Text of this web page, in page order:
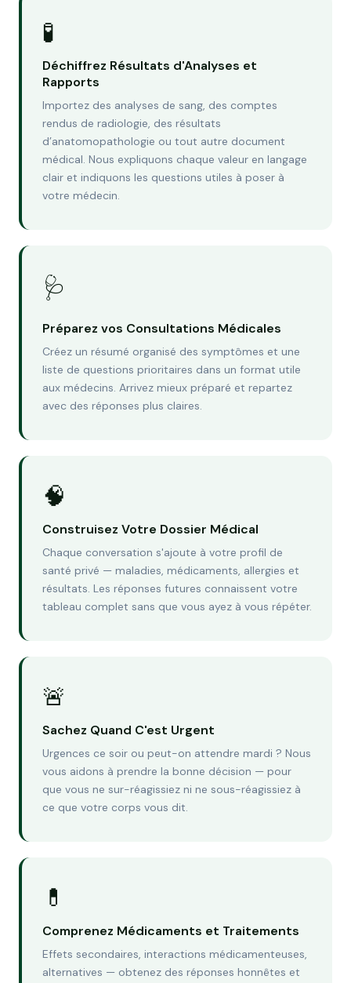
🧪
Déchiffrez Résultats d'Analyses et
Rapports
Importez des analyses de sang, des comptes
rendus de radiologie, des résultats
d’anatomopathologie ou tout autre document
médical. Nous expliquons chaque valeur en langage
clair et indiquons les questions utiles à poser à
votre médecin.
🩺
Préparez vos Consultations Médicales
Créez un résumé organisé des symptômes et une
liste de questions prioritaires dans un format utile
aux médecins. Arrivez mieux préparé et repartez
avec des réponses plus claires.
🧠
Construisez Votre Dossier Médical
Chaque conversation s'ajoute à votre profil de
santé privé — maladies, médicaments, allergies et
résultats. Les réponses futures connaissent votre
tableau complet sans que vous ayez à vous répéter.
🚨
Sachez Quand C'est Urgent
Urgences ce soir ou peut-on attendre mardi ? Nous
vous aidons à prendre la bonne décision — pour
que vous ne sur-réagissiez ni ne sous-réagissiez à
ce que votre corps vous dit.
💊
Comprenez Médicaments et Traitements
Effets secondaires, interactions médicamenteuses,
alternatives — obtenez des réponses honnêtes et